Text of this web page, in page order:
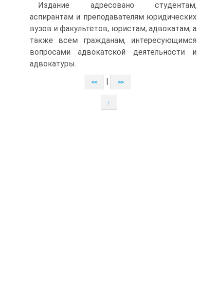
Издание адресовано студентам,
аспирантам и преподавателям юридических
вузов и факультетов, юристам, адвокатам, а
также всем гражданам, интересующимся
вопросами адвокатской деятельности и
адвокатуры.
<< >>
↑